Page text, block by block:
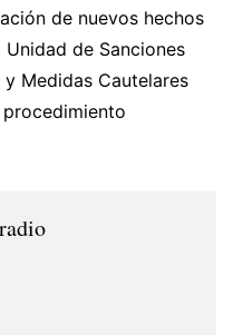
de nuevos hechos
de Sanciones
Medidas Cautelares